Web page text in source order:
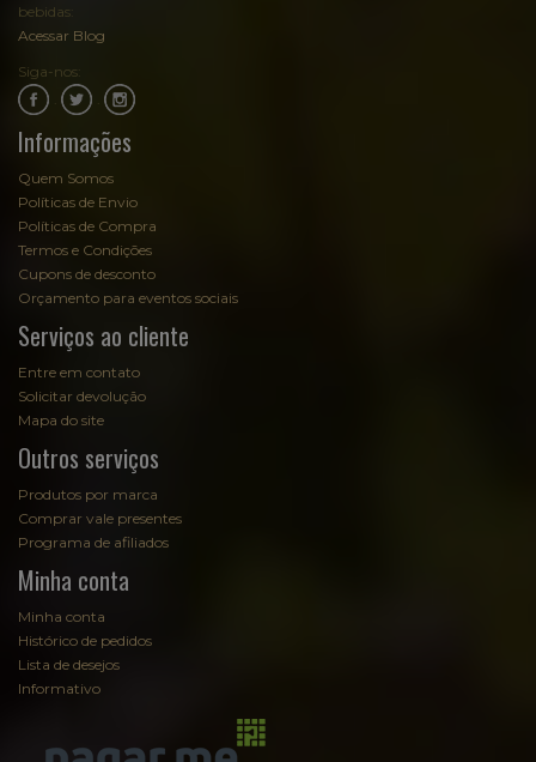
bebidas:
Acessar Blog
Siga-nos:
Informações
Quem Somos
Políticas de Envio
Políticas de Compra
Termos e Condições
Cupons de desconto
Orçamento para eventos sociais
Serviços ao cliente
Entre em contato
Solicitar devolução
Mapa do site
Outros serviços
Produtos por marca
Comprar vale presentes
Programa de afiliados
Minha conta
Minha conta
Histórico de pedidos
Lista de desejos
Informativo